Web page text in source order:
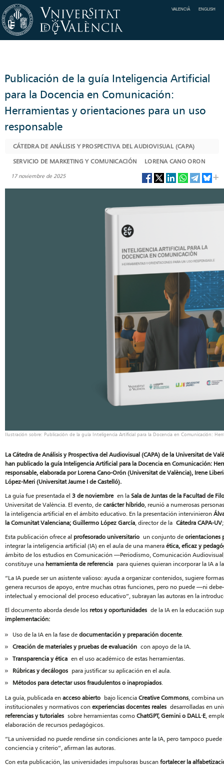
VALENCIÀ ENGLISH
Publicación de la guía Inteligencia Artificial
para la Docencia en Comunicación:
Herramientas y orientaciones para un uso
responsable
CÁTEDRA DE ANÁLISIS Y PROSPECTIVA DEL AUDIOVISUAL (CAPA)
SERVICIO DE MARKETING Y COMUNICACIÓN
LORENA CANO ORON
17 noviembre de 2025
Ilustración sobre: Publicación de la guía Inteligencia Artificial para la Docencia en Comunicación:
La Cátedra de Análisis y Prospectiva del Audiovisual (CAPA) de la Universitat de
han publicado la guía Inteligencia Artificial para la Docencia en Comunicación:
responsable, elaborada por Lorena Cano-Orón (Universitat de València), Irene
López-Meri (Universitat Jaume I de Castelló).
La guía fue presentada el3 de noviembreen laSala de Juntas de la Facultad de
Universitat de València. El evento, decarácter híbrido , reunió a numerosas
la inteligencia artificial en el ámbito educativo. En la presentación intervinieron
la Comunitat Valenciana; Guillermo López García , director de laCátedra CAPA-UV
Esta publicación ofrece al profesorado universitario un conjunto deorientaciones
integrar la inteligencia artificial (IA) en el aula de una maneraética, eficaz y
ámbito de los estudios en Comunicación —Periodismo, Comunicación
constituye una herramienta de referencia para quienes quieran incorporar la IA a
“La IA puede ser un asistente valioso: ayuda a organizar contenidos, sugiere
genera recursos de apoyo, entre muchas otras funciones, pero no puede —ni
intelectual y emocional del proceso educativo”, subrayan las autoras en la
El documento aborda desde los retos y oportunidades de la IA en la educación
implementación:
Uso de la IA en la fase dedocumentación y preparación docente.
Creación de materiales y pruebas de evaluación con apoyo de la IA.
Transparencia y ética en el uso académico de estas herramientas.
Rúbricas y decálogos para justificar su aplicación en el aula.
Métodos para detectar usos fraudulentos o inapropiados
La guía, publicada enacceso abierto bajo licenciaCreative Commons , combina
institucionales y normativos conexperiencias docentes reales desarrolladas en
referencias y tutoriales sobre herramientas comoChatGPT, Gemini o DALL·E ,
elaboración de recursos pedagógicos.
“La universidad no puede rendirse sin condiciones ante la IA, pero tampoco
conciencia y criterio”, afirman las autoras.
Con esta publicación, las universidades impulsoras buscanfortalecer la